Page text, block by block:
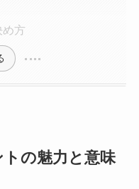
方
の魅力と意味